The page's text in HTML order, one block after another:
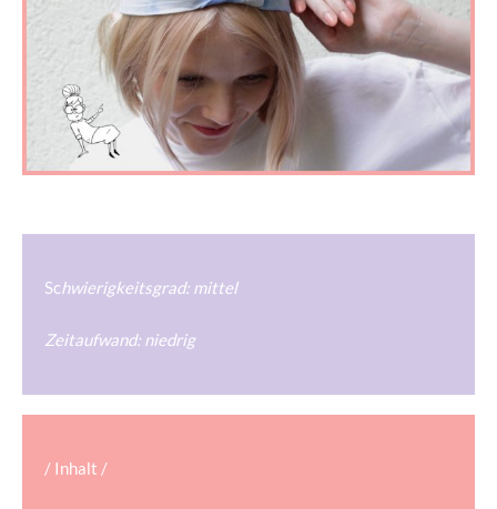
Schwierigkeitsgrad: mittel
Zeitaufwand: niedrig
/ Inhalt /